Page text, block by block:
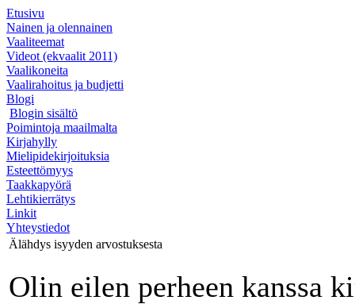
Etusivu
Nainen ja olennainen
Vaaliteemat
Videot (ekvaalit 2011)
Vaalikoneita
Vaalirahoitus ja budjetti
Blogi
Blogin sisältö
Poimintoja maailmalta
Kirjahylly
Mielipidekirjoituksia
Esteettömyys
Taakkapyörä
Lehtikierrätys
Linkit
Yhteystiedot
Älähdys isyyden arvostuksesta
Olin eilen perheen kanssa